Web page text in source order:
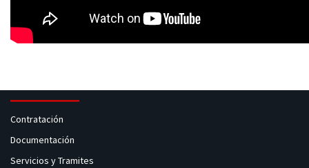
Contratación
Documentación
Servicios y Tramites